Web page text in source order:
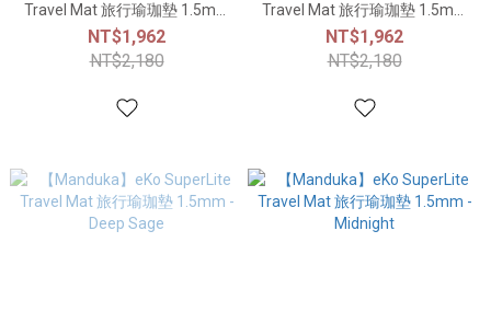
Travel Mat 旅行瑜珈墊 1.5mm
- Hyacinth Marble
NT$1,962
NT$2,180
Travel Mat 旅行瑜珈墊 1.5mm
- Limelight Marbled
NT$1,962
NT$2,180